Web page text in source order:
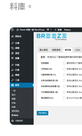
料庫。